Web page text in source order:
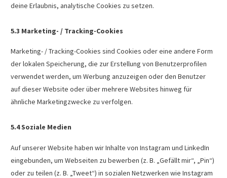
deine Erlaubnis, analytische Cookies zu setzen.
5.3 Marketing- / Tracking-Cookies
Marketing- / Tracking-Cookies sind Cookies oder eine andere Form
der lokalen Speicherung, die zur Erstellung von Benutzerprofilen
verwendet werden, um Werbung anzuzeigen oder den Benutzer
auf dieser Website oder über mehrere Websites hinweg für
ähnliche Marketingzwecke zu verfolgen.
5.4 Soziale Medien
Auf unserer Website haben wir Inhalte von Instagram und LinkedIn
eingebunden, um Webseiten zu bewerben (z. B. „Gefällt mir“, „Pin“)
oder zu teilen (z. B. „Tweet“) in sozialen Netzwerken wie Instagram